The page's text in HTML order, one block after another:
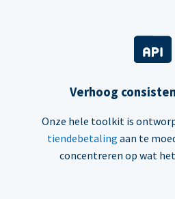
Verhoog
Onze hele toolkit is
tiendebetaling aan te
concentreren op wat